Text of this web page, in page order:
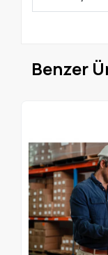
Benzer